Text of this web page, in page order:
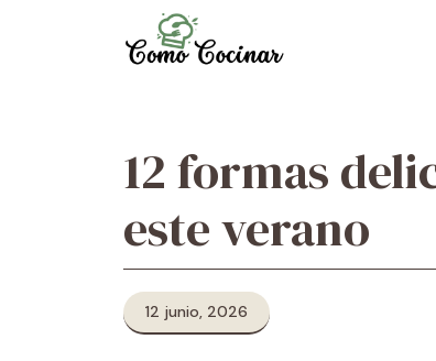
12 formas
este verano
12 junio, 2026